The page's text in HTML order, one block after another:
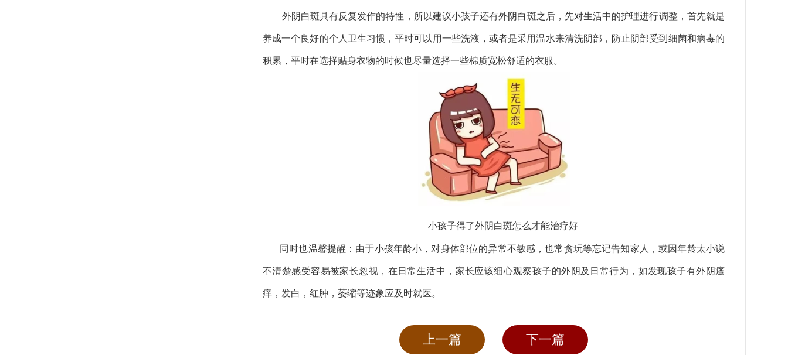
外阴白斑具有反复发作的特性，所以建议小孩子还有外阴白斑之后，先对生活中的护理进行调整，首先就是
养成一个良好的个人卫生习惯，平时可以用一些洗液，或者是采用温水来清洗阴部，防止阴部受到细菌和病毒的
积累，平时在选择贴身衣物的时候也尽量选择一些棉质宽松舒适的衣服。
小孩子得了外阴白斑怎么才能治疗好
同时也温馨提醒：由于小孩年龄小，对身体部位的异常不敏感，也常贪玩等忘记告知家人，或因年龄太小说
不清楚感受容易被家长忽视，在日常生活中，家长应该细心观察孩子的外阴及日常行为，如发现孩子有外阴瘙
痒，发白，红肿，萎缩等迹象应及时就医。
上一篇 下一篇